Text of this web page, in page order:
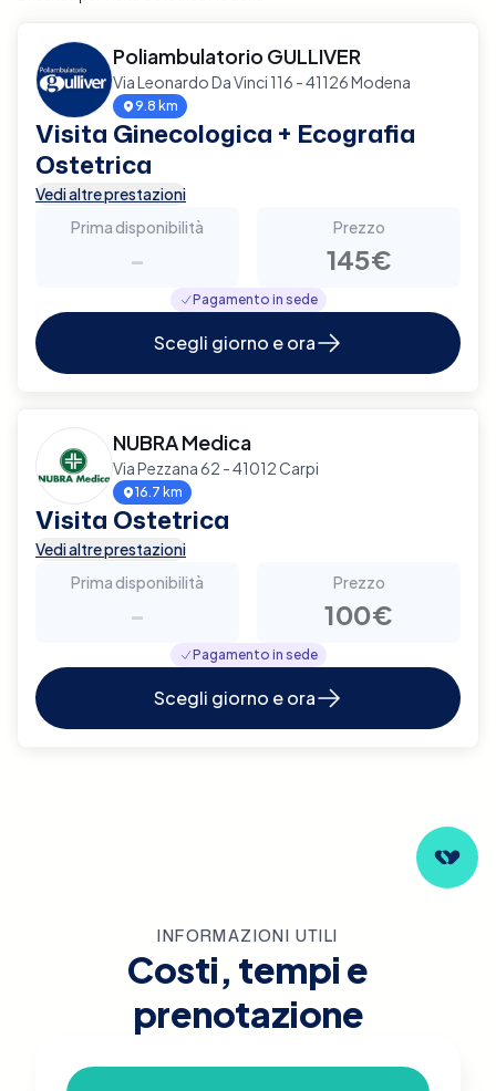
Poliambulatorio GULLIVER
Via Leonardo Da Vinci 116 - 41126 Modena
9.8 km
Visita Ginecologica + Ecografia
Ostetrica
Vedi altre prestazioni
Prima disponibilità
-
Prezzo
145€
Pagamento in sede
Scegli giorno e ora
NUBRA Medica
Via Pezzana 62 - 41012 Carpi
16.7 km
Visita Ostetrica
Vedi altre prestazioni
Prima disponibilità
-
Prezzo
100€
Pagamento in sede
Scegli giorno e ora
INFORMAZIONI UTILI
Costi, tempi e
prenotazione